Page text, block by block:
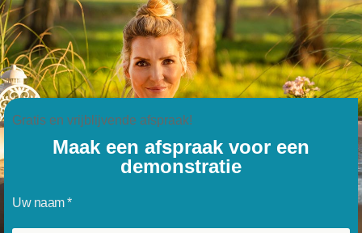
Gratis en vrijblijvende afspraak!
Maak een afspraak voor een
demonstratie
Uw naam *